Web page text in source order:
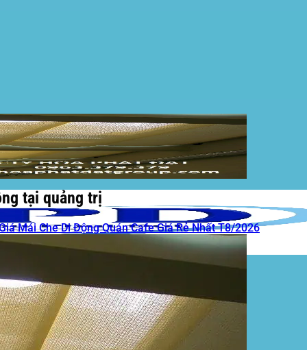
tại quảng trị
Mái Che Di Động Quán Cafe Giá Rẻ Nhất T8/2026